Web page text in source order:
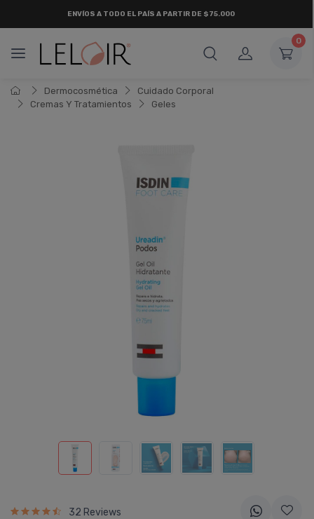
ENVÍOS A TODO EL PAÍS A PARTIR DE $75.000
0
Dermocosmética
Cuidado Corporal
Cremas Y Tratamientos
Geles
32 Reviews